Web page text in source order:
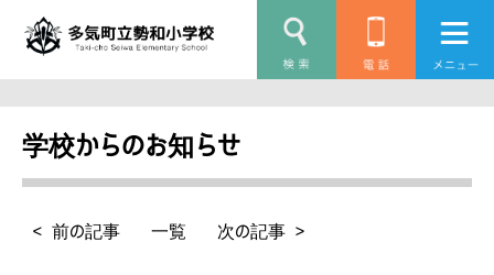
学校からのお知らせ
< 前の記事 一覧 次の記事 >